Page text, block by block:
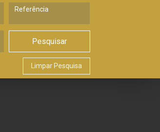
Referência
Pesquisar
Limpar Pesquisa